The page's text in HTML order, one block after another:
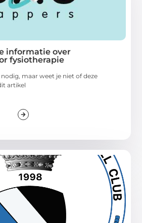
informatie over
fysiotherapie
maar weet je niet of deze
artikel